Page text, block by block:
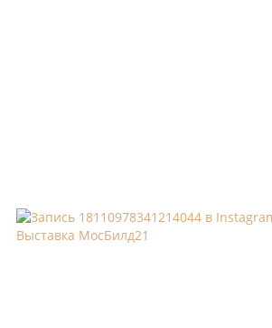
Выставка МосБилд21